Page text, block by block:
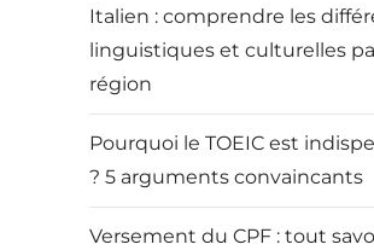
Italien : comprendre les
linguistiques et culturelles
région
Pourquoi le TOEIC est
? 5 arguments convaincants
Versement du CPF : tout